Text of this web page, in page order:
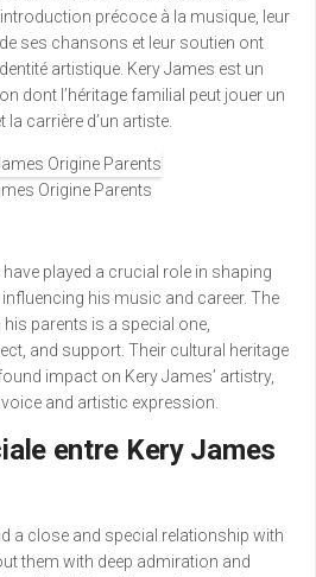
précoce à la musique, leur
ses chansons et leur soutien ont
artistique. Kery James est un
dont l’héritage familial peut jouer un
carrière d’un artiste.
Origine Parents
played a crucial role in shaping
his music and career. The
parents is a special one,
and support. Their cultural heritage
impact on Kery James’ artistry,
and artistic expression.
entre Kery James
a close and special relationship with
them with deep admiration and